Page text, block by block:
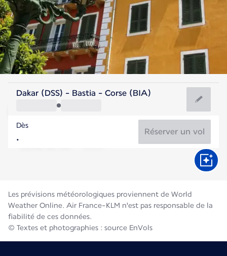
France
Bastia
France
Dakar (DSS) - Bastia - Corse (BIA)
Dès
Réserver un vol
Les prévisions météorologiques proviennent de World
Weather Online. Air France-KLM n'est pas responsable de la
fiabilité de ces données.
© Textes et photographies : source EnVols